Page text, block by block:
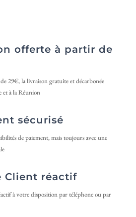
peuvent
être
sur
la
du
produit
offerte à partir de
29€, la livraison gratuite et décarbonée
et à la Réunion
sécurisé
de paiement, mais toujours avec une
Client réactif
à votre disposition par téléphone ou par